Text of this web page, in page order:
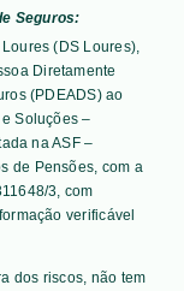
Seguros:
(DS Loures),
Diretamente
(PDEADS) ao
Soluções –
na ASF –
de Pensões, com a
3, com
verificável
dos riscos, não tem